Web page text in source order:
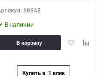
66948
В наличии
Добавить
В корзину